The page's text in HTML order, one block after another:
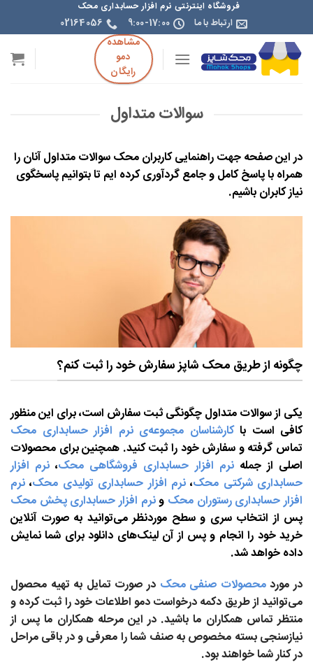
فروشگاه اینترنتی نرم افزار حسابداری محک
ارتباط با ما 9:00-17:00
02164056
مشاهده
دمو
رایگان
سوالات متداول
در این صفحه جهت راهنمایی کاربران محک سوالات متداول آنان را
همراه با پاسخ کامل و جامع گردآوری کرده ایم تا بتوانیم پاسخگوی
نیاز کابران باشیم.
چگونه از طریق محک شاپز سفارش خود را ثبت کنم؟
یکی از سوالات متداول چگونگی ثبت سفارش است، برای این منظور
کافی است با کارشناسان مجموعه‌ی نرم افزار حسابداری محک
تماس گرفته و سفارش خود را ثبت کنید. همچنین برای محصولات
اصلی از جملهنرم افزار حسابداری فروشگاهی محک، نرم افزار
حسابداری شرکتی محک،نرم افزار حسابداری تولیدی محک، نرم
افزار حسابداری رستوران محک ونرم افزار حسابداری پخش محک
پس از انتخاب سری و سطح موردنظر می‌توانید به صورت آنلاین
خرید خود را انجام و پس از آن لینک‌های دانلود برای شما نمایش
داده خواهد شد.
در موردمحصولات صنفی محک در صورت تمایل به تهیه محصول
می‌توانید از طریق دکمه درخواست دمو اطلاعات خود را ثبت کرده و
منتظر تماس همکاران ما باشید. در این مرحله همکاران ما پس از
نیازسنجی بسته مخصوص به صنف شما را معرفی و در باقی مراحل
در کنار شما خواهند بود.